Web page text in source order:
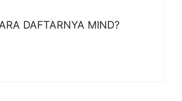
DAFTARNYA MIND?